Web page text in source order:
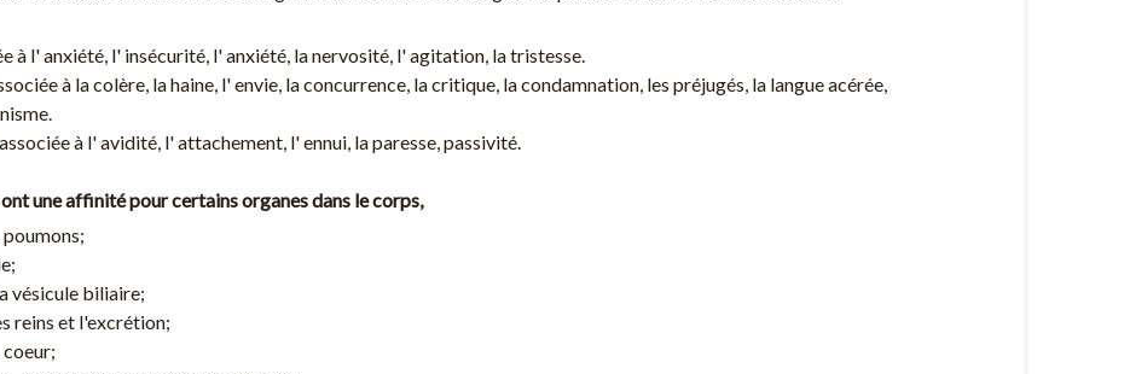
à l' anxiété, l' insécurité, l' anxiété, la nervosité, l' agitation, la tristesse.
à la colère, la haine, l' envie, la concurrence, la critique, la condamnation, les préjugés, la langue acérée,
à l' avidité, l' attachement, l' ennui, la paresse, passivité.
une affinité pour certains organes dans le corps,
vésicule biliaire;
reins et l'excrétion;